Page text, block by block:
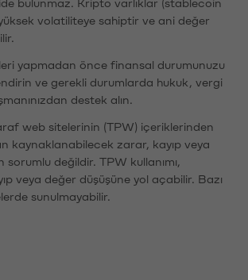
bulunmaz. Kripto varlıklar (stablecoin
volatiliteye sahiptir ve ani değer
yapmadan önce finansal durumunuzu
ve gerekli durumlarda hukuk, vergi
destek alın.
web sitelerinin (TPW) içeriklerinden
kaynaklanabilecek zarar, kayıp veya
değildir. TPW kullanımı,
veya değer düşüşüne yol açabilir. Bazı
sunulmayabilir.